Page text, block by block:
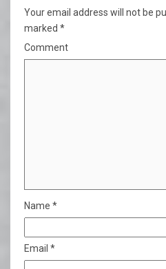
Your email address will not be
marked *
Comment
Name *
Email *